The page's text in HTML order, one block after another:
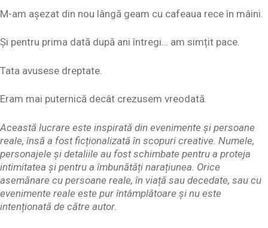
M-am așezat din nou lângă geam cu cafeaua rece în mâini.
Și pentru prima dată după ani întregi… am simțit pace.
Tata avusese dreptate.
Eram mai puternică decât crezusem vreodată.
Această lucrare este inspirată din evenimente și persoane
reale, însă a fost ficționalizată în scopuri creative. Numele,
personajele și detaliile au fost schimbate pentru a proteja
intimitatea și pentru a îmbunătăți narațiunea. Orice
asemănare cu persoane reale, în viață sau decedate, sau cu
evenimente reale este pur întâmplătoare și nu este
intenționată de către autor.